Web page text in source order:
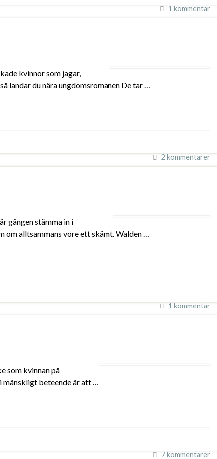
1 kommentar
kvinnor som jagar,
landar du nära ungdomsromanen De tar …
2 kommentarer
gången stämma in i
om alltsammans vore ett skämt. Walden …
1 kommentar
som kvinnan på
mänskligt beteende är att …
7 kommentarer